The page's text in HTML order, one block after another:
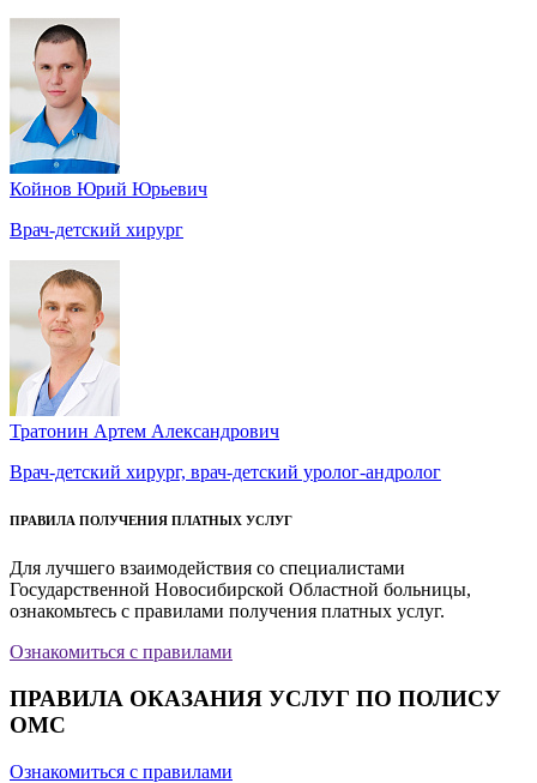
Койнов Юрий Юрьевич
Врач-детский хирург
Тратонин Артем Александрович
Врач-детский хирург, врач-детский уролог-андролог
ПРАВИЛА ПОЛУЧЕНИЯ ПЛАТНЫХ УСЛУГ
Для лучшего взаимодействия со специалистами
Государственной Новосибирской Областной больницы,
ознакомьтесь с правилами получения платных услуг.
Ознакомиться с правилами
ПРАВИЛА ОКАЗАНИЯ УСЛУГ ПО ПОЛИСУ
ОМС
Ознакомиться с правилами